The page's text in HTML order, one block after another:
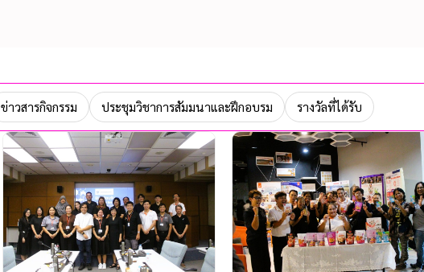
ข่าวสารกิจกรรม ประชุมวิชาการสัมมนาและฝึกอบรม รางวัลที่ได้รับ